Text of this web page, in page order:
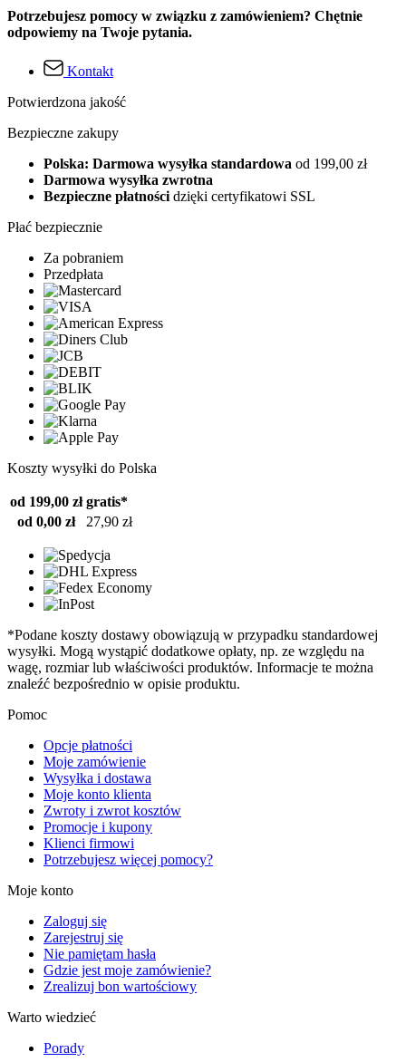
Potrzebujesz pomocy w związku z zamówieniem? Chętnie
odpowiemy na Twoje pytania.
Kontakt
Potwierdzona jakość
Bezpieczne zakupy
Polska: Darmowa wysyłka standardowa od 199,00 zł
Darmowa wysyłka zwrotna
Bezpieczne płatności dzięki certyfikatowi SSL
Płać bezpiecznie
Za pobraniem
Przedpłata
Koszty wysyłki do Polska
od 199,00 zł gratis*
od 0,00 zł
27,90 zł
*Podane koszty dostawy obowiązują w przypadku standardowej
wysyłki. Mogą wystąpić dodatkowe opłaty, np. ze względu na
wagę, rozmiar lub właściwości produktów. Informacje te można
znaleźć bezpośrednio w opisie produktu.
Pomoc
Opcje płatności
Moje zamówienie
Wysyłka i dostawa
Moje konto klienta
Zwroty i zwrot kosztów
Promocje i kupony
Klienci firmowi
Potrzebujesz więcej pomocy?
Moje konto
Zaloguj się
Zarejestruj się
Nie pamiętam hasła
Gdzie jest moje zamówienie?
Zrealizuj bon wartościowy
Warto wiedzieć
Porady